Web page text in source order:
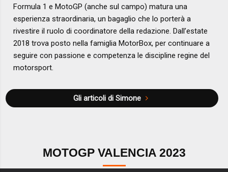
Formula 1 e MotoGP (anche sul campo) matura una
esperienza straordinaria, un bagaglio che lo porterà a
rivestire il ruolo di coordinatore della redazione. Dall’estate
2018 trova posto nella famiglia MotorBox, per continuare a
seguire con passione e competenza le discipline regine del
motorsport.
Gli articoli di Simone
MOTOGP VALENCIA 2023